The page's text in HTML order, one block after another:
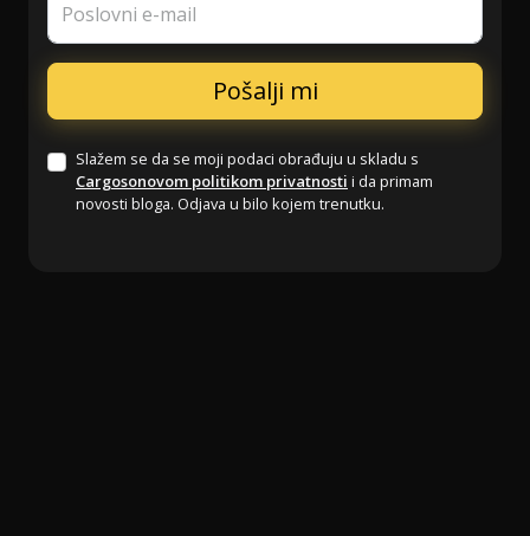
Poslovni e-mail
Slažem se da se moji podaci obrađuju u skladu s
Cargosonovom politikom privatnosti i da primam
novosti bloga. Odjava u bilo kojem trenutku.